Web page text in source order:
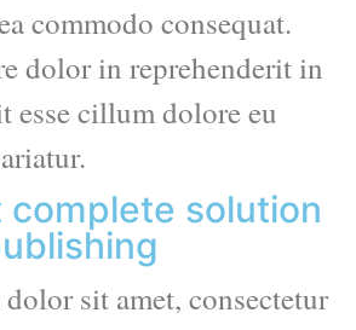
commodo consequat.
dolor in reprehenderit in
esse cillum dolore eu
complete solution
sit amet, consectetur